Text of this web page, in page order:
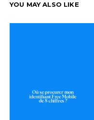
YOU MAY ALSO LIKE